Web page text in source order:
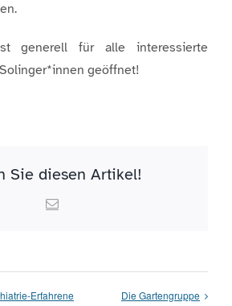
generell für alle interessierte
geöffnet!
Sie diesen Artikel!
Email
Erfahrene Die Gartengruppe